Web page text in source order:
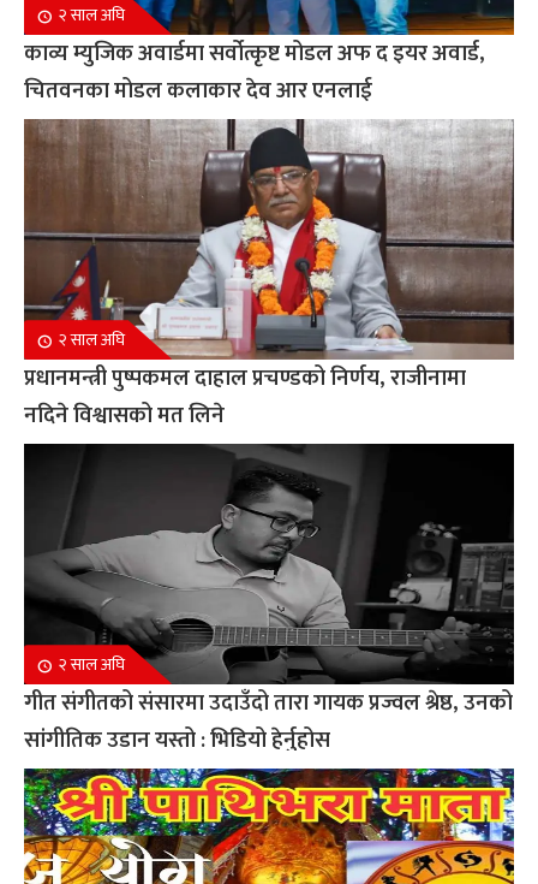
२ साल अघि
काव्य म्युजिक अवार्डमा सर्वोत्कृष्ट मोडल अफ द इयर अवार्ड,
चितवनका मोडल कलाकार देव आर एनलाई
२ साल अघि
प्रधानमन्त्री पुष्पकमल दाहाल प्रचण्डको निर्णय, राजीनामा
नदिने विश्वासको मत लिने
२ साल अघि
गीत संगीतको संसारमा उदाउँदो तारा गायक प्रज्वल श्रेष्ठ, उनको
सांगीतिक उडान यस्तो : भिडियो हेर्नुहोस